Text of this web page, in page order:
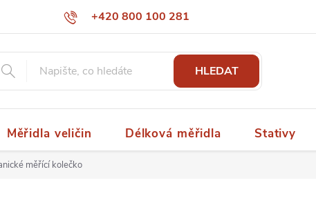
+420 800 100 281
papaspol@papaspol.cz
HLEDAT
Měřidla veličin Délková měřidla Stativy
měřící kolečko